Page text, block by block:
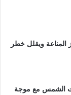
المناعة ويقلل خطر
الشمس مع موجة